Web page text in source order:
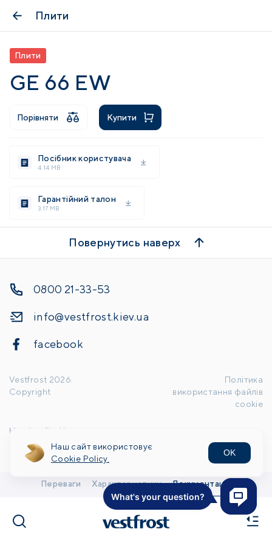
Плити
Плити
GE 66 EW
Переваги Характеристики Документація
Порівняти Купити
Посібник користувача
4.14 MB
Гарантійний талон
3.17 MB
Повернутись наверх
0800 21-33-53
info@vestfrost.kiev.ua
facebook
Vestfrost 2026
Copyright
Політика
використання файлів
cookie
Handcrafted by
Наш сайт використовує
Cookie Policy.
OK